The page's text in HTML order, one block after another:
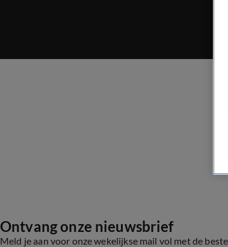
Ontvang onze nieuwsbrief
Meld je aan voor onze wekelijkse mail vol met de